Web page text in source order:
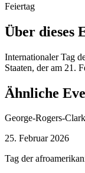
Feiertag
Über dieses
Internationaler Tag
Staaten, der am 21.
Ähnliche
George-Rogers-
25. Februar 2026
Tag der